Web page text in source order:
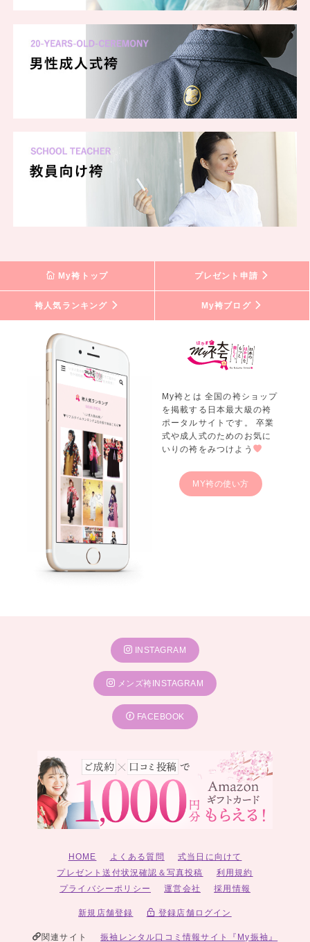
My袴トップ プレゼント申請
袴人気ランキング My袴ブログ
My袴とは 全国の袴ショップ
を掲載する日本最大級の袴
ポータルサイトです。 卒業
式や成人式のためのお気に
いりの袴をみつけよう
MY袴の使い方
INSTAGRAM
メンズ袴INSTAGRAM
FACEBOOK
HOME よくある質問
式当日に向けて
プレゼント送付状況確認＆写真投稿
利用規約
プライバシーポリシー
運営会社 採用情報
新規店舗登録 登録店舗ログイン
関連サイト 振袖レンタル口コミ情報サイト『My振袖』